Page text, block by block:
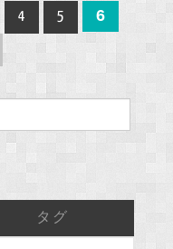
4 5
6
タグ